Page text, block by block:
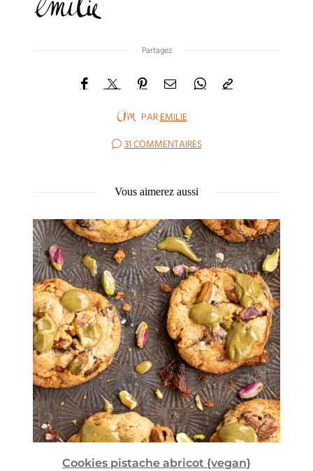
Partagez
PAREMILIE
31 COMMENTAIRES
Vous aimerez aussi
Cookies pistache abricot {vegan}